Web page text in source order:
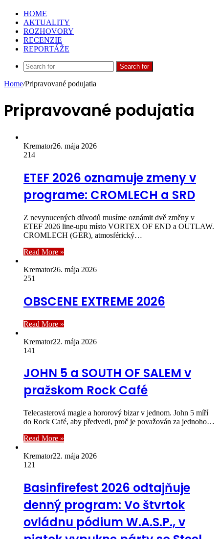
HOME
AKTUALITY
ROZHOVORY
RECENZIE
REPORTÁŽE
Search for
Home/Pripravované podujatia
Pripravované podujatia
Kremator26. mája 2026
214
ETEF 2026 oznamuje zmeny v
programe: CROMLECH a SRD
Z nevynucených důvodů musíme oznámit dvě změny v
ETEF 2026 line-upu místo VORTEX OF END a OUTLAW.
CROMLECH (GER), atmosférický…
Read More »
Kremator26. mája 2026
251
OBSCENE EXTREME 2026
Read More »
Kremator22. mája 2026
141
JOHN 5 a SOUTH OF SALEM v
pražskom Rock Café
Telecasterová magie a hororový bizar v jednom. John 5 míří
do Rock Café, aby předvedl, proč je považován za jednoho…
Read More »
Kremator22. mája 2026
121
Basinfirefest 2026 odtajňuje
denný program: Vo štvrtok
ovládnu pódium W.A.S.P., v